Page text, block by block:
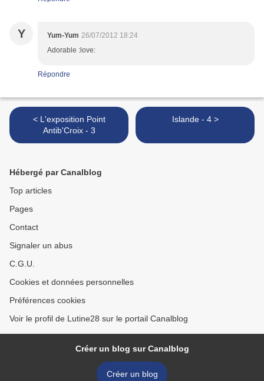
Y Yum-Yum 26/07/2012 18:24
Adorable :love:
Répondre
< L'exposition Point
Antib'Croix - 3
Islande - 4 >
Hébergé par Canalblog
Top articles
Pages
Contact
Signaler un abus
C.G.U.
Cookies et données personnelles
Préférences cookies
Voir le profil de Lutine28 sur le portail Canalblog
Créer un blog sur Canalblog
Créer un blog